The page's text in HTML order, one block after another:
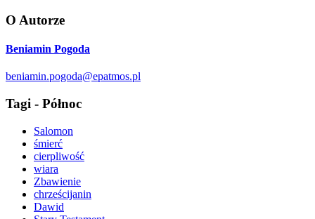
O Autorze
Beniamin Pogoda
beniamin.pogoda@epatmos.pl
Tagi - Północ
Salomon
śmierć
cierpliwość
wiara
Zbawienie
chrześcijanin
Dawid